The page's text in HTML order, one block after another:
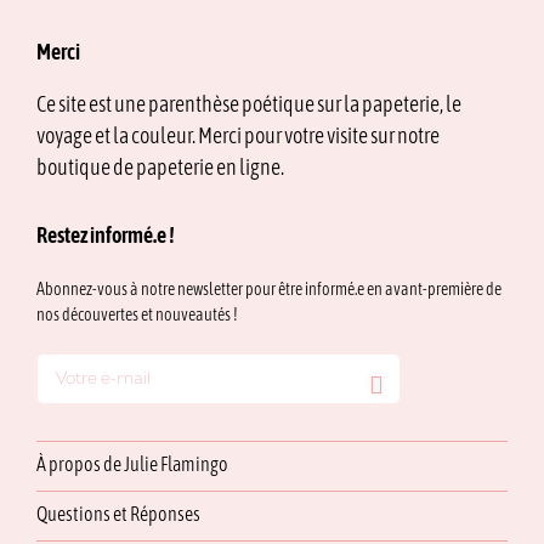
Merci
Ce site est une parenthèse poétique sur la papeterie, le
voyage et la couleur. Merci pour votre visite sur notre
boutique de papeterie en ligne.
Restez informé.e !
Abonnez-vous à notre newsletter pour être informé.e en avant-première de
nos découvertes et nouveautés !
À propos de Julie Flamingo
Questions et Réponses